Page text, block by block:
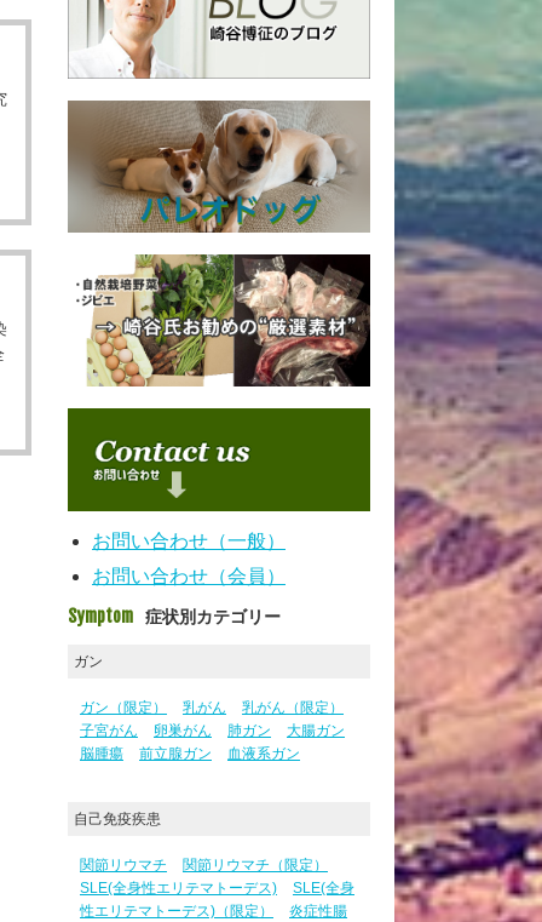
お問い合わせ（一般）
お問い合わせ（会員）
Symptom 症状別カテゴリー
ガン
ガン（限定） 乳がん
乳がん（限定）
子宮がん
卵巣がん 肺ガン
大腸ガン
脳腫瘍
前立腺ガン 血液系ガン
自己免疫疾患
関節リウマチ
関節リウマチ（限定）
SLE(全身性エリテマトーデス)
SLE(全身
性エリテマトーデス)（限定）
炎症性腸